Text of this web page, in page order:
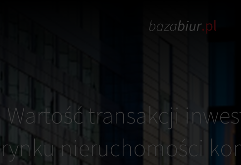
Wartość transakcji
rynku nieruchomości